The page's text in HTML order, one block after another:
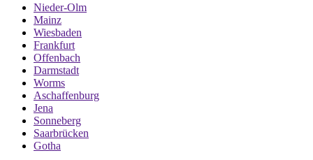
Nieder-Olm
Mainz
Wiesbaden
Frankfurt
Offenbach
Darmstadt
Worms
Aschaffenburg
Jena
Sonneberg
Saarbrücken
Gotha